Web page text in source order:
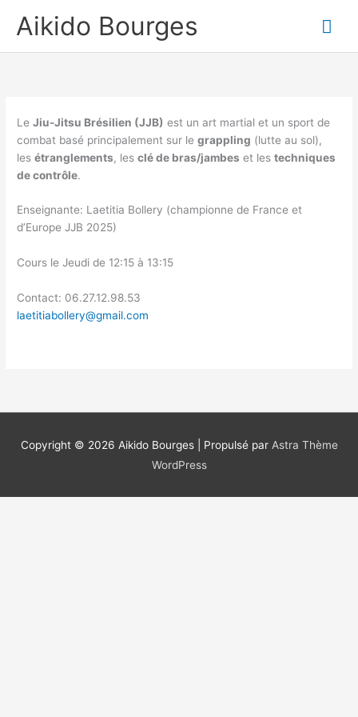
Aikido Bourges
LeJiu-Jitsu Brésilien (JJB) est un art martial et un sport de
combat basé principalement sur legrappling (lutte au sol),
lesétranglements, lesclé de bras/jambes et lestechniques
de contrôle.
Enseignante: Laetitia Bollery (championne de France et
d’Europe JJB 2025)
Cours le Jeudi de 12:15 à 13:15
Contact: 06.27.12.98.53
laetitiabollery@gmail.com
Copyright © 2026 Aikido Bourges| Propulsé par Astra Thème
WordPress